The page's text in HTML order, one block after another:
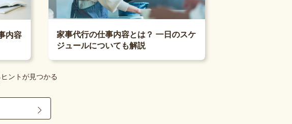
内容
家事代行の仕事内容とは？ 一日のスケ
ジュールについても解説
ントが見つかる